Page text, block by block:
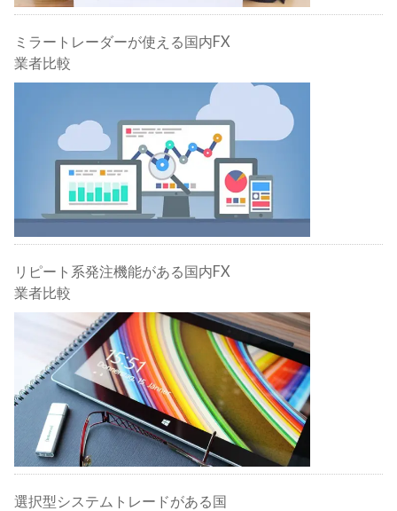
ミラートレーダーが使える国内FX
業者比較
リピート系発注機能がある国内FX
業者比較
選択型システムトレードがある国